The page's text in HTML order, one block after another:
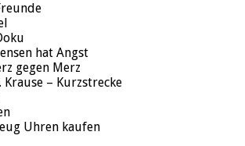
hat Angst
gegen Merz
Krause – Kurzstrecke
Uhren kaufen